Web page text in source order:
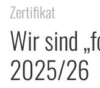
Zertifikat
Wir sind
2025/26